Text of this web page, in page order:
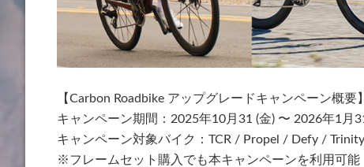
【Carbon Roadbike アップグレードキャンペーン概要】
キャンペーン期間：2025年10月31 (金) 〜 2026年1月
キャンペーン対象バイク：TCR / Propel / Defy /
※フレームセット購入でも本キャンペーンを利用可能